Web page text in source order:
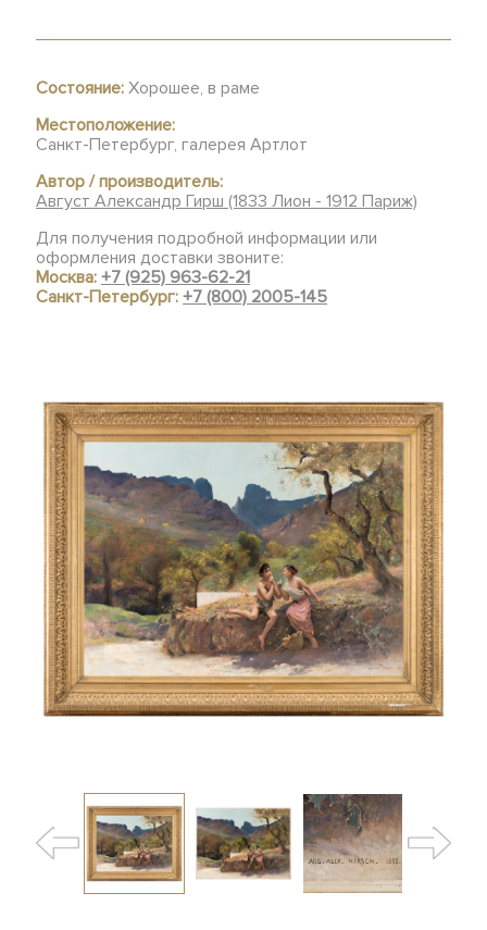
Состояние: Хорошее, в раме
Местоположение:
Санкт-Петербург, галерея Артлот
Автор / производитель:
Август Александр Гирш (1833 Лион - 1912 Париж)
Для получения подробной информации или
оформления доставки звоните:
Москва:+7 (925) 963-62-21
Санкт-Петербург:+7 (800) 2005-145